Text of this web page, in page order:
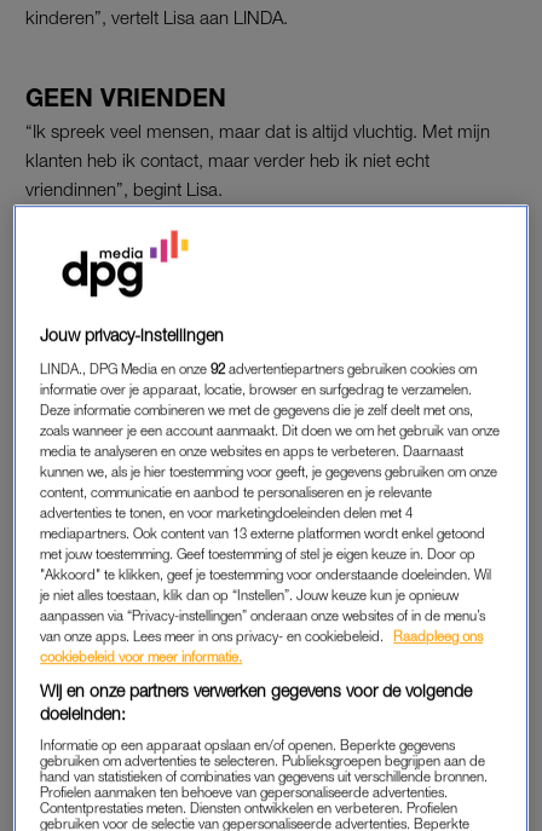
kinderen”, vertelt Lisa aan LINDA.
GEEN VRIENDEN
“Ik spreek veel mensen, maar dat is altijd vluchtig. Met mijn
klanten heb ik contact, maar verder heb ik niet echt
vriendinnen”, begint Lisa.
die ze heeft wonen allemaal ver weg. Dagelijks
contact is er niet, eerder jaarlijks op verjaardagen. “Eén
vriendin uit het dorp sprak ik wekelijks, maar die vriendschap
is doodgebloed. Ik weet niet wat er is gebeurd, ik heb
gevraagd of ik iets verkeerds heb gedaan. Daar heb ik geen
antwoord op. Ik durf daardoor geen nieuwe mensen te leren
kennen, uit angst om gekwetst te worden. Dat heb ik al eerder
in vriendschappen meegemaakt. Door die nare ervaringen
vraag ik me af: ligt het aan mij? Stel ik te hoge eisen aan een
vriendschap? Het moet wel van twee kanten komen, en ik heb
vaak het gevoel dat het alleen van mijn kant komt. Berichtjes
hoe het gaat ontvang ik niet, maar ik verstuur ze wel.”
Documentairemaker Anne (32)
kwamen: 'Hoor ik er nog bij als
poepluiers?'
LEES OOK
Jouw privacy-instellingen
LINDA., DPG Media en onze92 advertentiepartners gebruiken cookies om
informatie over je apparaat, locatie, browser en surfgedrag te verzamelen.
Deze informatie combineren we met de gegevens die je zelf deelt met ons,
zoals wanneer je een account aanmaakt. Dit doen we om het gebruik van onze
media te analyseren en onze websites en apps te verbeteren. Daarnaast
kunnen we, als je hier toestemming voor geeft, je gegevens gebruiken om onze
content, communicatie en aanbod te personaliseren en je relevante
advertenties te tonen, en voor marketingdoeleinden delen met 4
mediapartners. Ook content van 13 externe platformen wordt enkel getoond
met jouw toestemming. Geef toestemming of stel je eigen keuze in. Door op
"Akkoord" te klikken, geef je toestemming voor onderstaande doeleinden. Wil
je niet alles toestaan, klik dan op “Instellen”. Jouw keuze kun je opnieuw
aanpassen via “Privacy-instellingen” onderaan onze websites of in de menu’s
van onze apps. Lees meer in ons privacy- en cookiebeleid.
Raadpleeg ons
cookiebeleid voor meer informatie.
Wij en onze partners verwerken gegevens voor de volgende
doeleinden:
Informatie op een apparaat opslaan en/of openen. Beperkte gegevens
gebruiken om advertenties te selecteren. Publieksgroepen begrijpen aan de
hand van statistieken of combinaties van gegevens uit verschillende bronnen.
Profielen aanmaken ten behoeve van gepersonaliseerde advertenties.
Contentprestaties meten. Diensten ontwikkelen en verbeteren. Profielen
gebruiken voor de selectie van gepersonaliseerde advertenties. Beperkte